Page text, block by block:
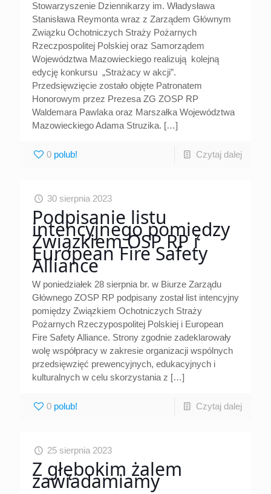
Stowarzyszenie Dziennikarzy im. Władysława
Stanisława Reymonta wraz z Zarządem Głównym
Związku Ochotniczych Straży Pożarnych
Rzeczpospolitej Polskiej oraz Samorządem
Województwa Mazowieckiego realizują kolejną
edycję konkursu „Strażacy w akcji”.
Przedsięwzięcie zostało objęte Patronatem
Honorowym przez Prezesa ZG ZOSP RP
Waldemara Pawlaka oraz Marszałka Województwa
Mazowieckiego Adama Struzika. […]
0 Czytaj dalej
30 sierpnia 2023
Podpisanie listu
intencyjnego pomiędzy
Związkiem OSP RP i
European Fire Safety
Alliance
W poniedziałek 28 sierpnia br. w Biurze Zarządu
Głównego ZOSP RP podpisany został list intencyjny
pomiędzy Związkiem Ochotniczych Straży
Pożarnych Rzeczypospolitej Polskiej i European
Fire Safety Alliance. Strony zgodnie zadeklarowały
wolę współpracy w zakresie organizacji wspólnych
przedsięwzięć prewencyjnych, edukacyjnych i
kulturalnych w celu skorzystania z […]
0 Czytaj dalej
25 sierpnia 2023
Z głębokim żalem
zawiadamiamy